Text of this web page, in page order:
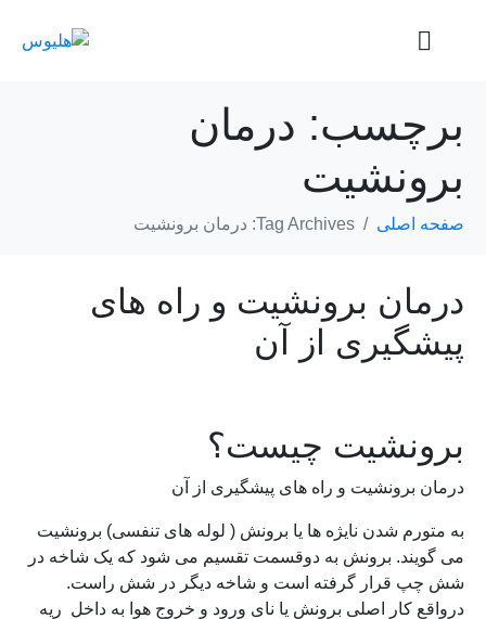
برچسب: درمان
برونشیت
صفحه اصلی Tag Archives: درمان برونشیت
درمان برونشیت و راه های
پیشگیری از آن
برونشیت چیست؟
درمان برونشیت و راه های پیشگیری از آن
به متورم شدن نایژه ها یا برونش ( لوله های تنفسی) برونشیت
می گویند. برونش به دوقسمت تقسیم می شود که یک شاخه در
شش چپ قرار گرفته است و شاخه دیگر در شش راست.
درواقع کار اصلی برونش یا نای ورود و خروج هوا به داخل ریه